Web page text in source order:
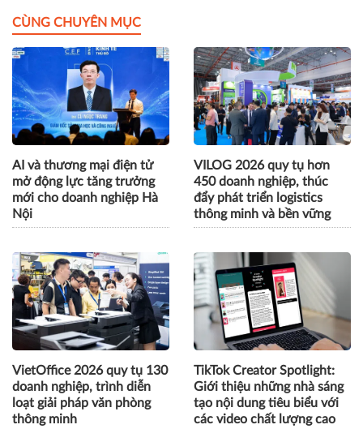
CÙNG CHUYÊN MỤC
AI và thương mại điện tử
mở động lực tăng trưởng
mới cho doanh nghiệp Hà
Nội
VILOG 2026 quy tụ hơn
450 doanh nghiệp, thúc
đẩy phát triển logistics
thông minh và bền vững
VietOffice 2026 quy tụ 130
doanh nghiệp, trình diễn
loạt giải pháp văn phòng
thông minh
TikTok Creator Spotlight:
Giới thiệu những nhà sáng
tạo nội dung tiêu biểu với
các video chất lượng cao